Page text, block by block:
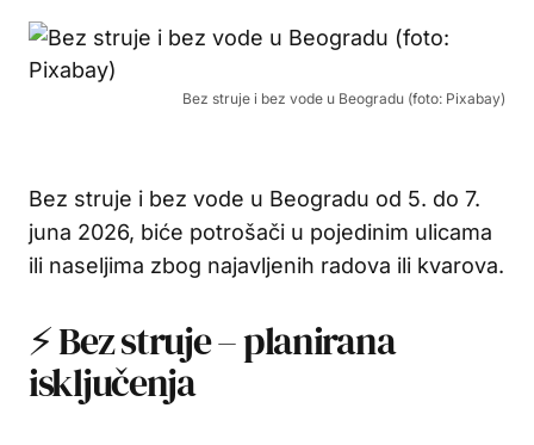
Bez struje i bez vode u Beogradu (foto: Pixabay)
Bez struje i bez vode u Beogradu od 5. do 7.
juna 2026, biće potrošači u pojedinim ulicama
ili naseljima zbog najavljenih radova ili kvarova.
⚡ Bez struje – planirana
isključenja